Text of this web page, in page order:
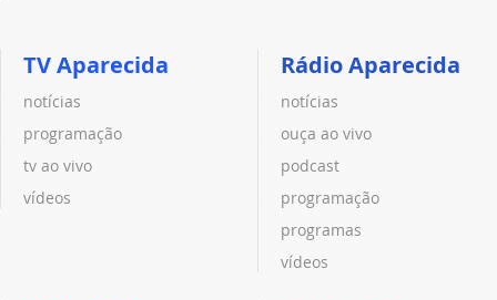
TV Aparecida
notícias
programação
tv ao vivo
vídeos
Rádio Aparecida
notícias
ouça ao vivo
podcast
programação
programas
vídeos